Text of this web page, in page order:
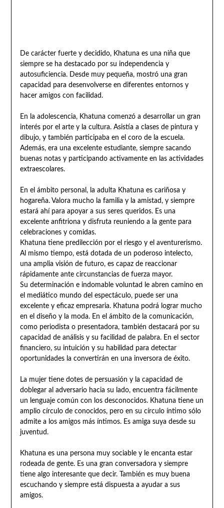
De carácter fuerte y decidido, Khatuna es una niña que
siempre se ha destacado por su independencia y
autosuficiencia. Desde muy pequeña, mostró una gran
capacidad para desenvolverse en diferentes entornos y
hacer amigos con facilidad.
En la adolescencia, Khatuna comenzó a desarrollar un gran
interés por el arte y la cultura. Asistía a clases de pintura y
dibujo, y también participaba en el coro de la escuela.
Además, era una excelente estudiante, siempre sacando
buenas notas y participando activamente en las actividades
extraescolares.
En el ámbito personal, la adulta Khatuna es cariñosa y
hogareña. Valora mucho la familia y la amistad, y siempre
estará ahí para apoyar a sus seres queridos. Es una
excelente anfitriona y disfruta reuniendo a la gente para
celebraciones y comidas.
Khatuna tiene predilección por el riesgo y el aventurerismo.
Al mismo tiempo, está dotada de un poderoso intelecto,
una amplia visión de futuro, es capaz de reaccionar
rápidamente ante circunstancias de fuerza mayor.
Su determinación e indomable voluntad le abren camino en
el mediático mundo del espectáculo, puede ser una
excelente y eficaz empresaria. Khatuna podrá lograr mucho
en el diseño y la moda. En el ámbito de la comunicación,
como periodista o presentadora, también destacará por su
capacidad de análisis y su facilidad de palabra. En el sector
financiero, su intuición y su habilidad para detectar
oportunidades la convertirán en una inversora de éxito.
La mujer tiene dotes de persuasión y la capacidad de
doblegar al adversario hacia su lado, encuentra fácilmente
un lenguaje común con los desconocidos. Khatuna tiene un
amplio círculo de conocidos, pero en su círculo íntimo sólo
admite a los amigos más íntimos. Es amiga suya desde su
juventud.
Khatuna es una persona muy sociable y le encanta estar
rodeada de gente. Es una gran conversadora y siempre
tiene algo interesante que decir. También es muy buena
escuchando y siempre está dispuesta a ayudar a sus
amigos.